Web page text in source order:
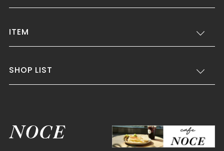
ITEM
SHOP LIST